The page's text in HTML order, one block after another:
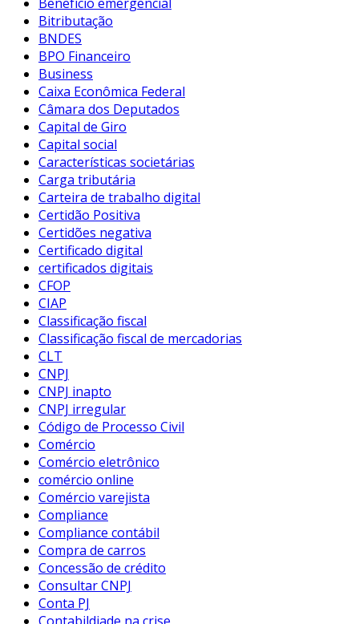
Bitributação
BNDES
BPO Financeiro
Business
Caixa Econômica Federal
Câmara dos Deputados
Capital de Giro
Capital social
Características societárias
Carga tributária
Carteira de trabalho digital
Certidão Positiva
Certidões negativa
Certificado digital
certificados digitais
CFOP
CIAP
Classificação fiscal
Classificação fiscal de mercadorias
CLT
CNPJ
CNPJ inapto
CNPJ irregular
Código de Processo Civil
Comércio
Comércio eletrônico
comércio online
Comércio varejista
Compliance
Compliance contábil
Compra de carros
Concessão de crédito
Consultar CNPJ
Conta PJ